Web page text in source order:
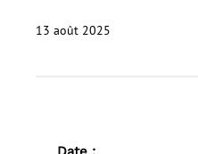
13 août 2025